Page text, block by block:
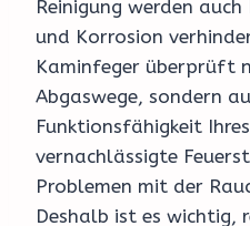
Reinigung werden
und Korrosion
Kaminfeger überprüft
Abgaswege, sondern
Funktionsfähigkeit
vernachlässigte
Problemen mit der
Deshalb ist es wichtig,